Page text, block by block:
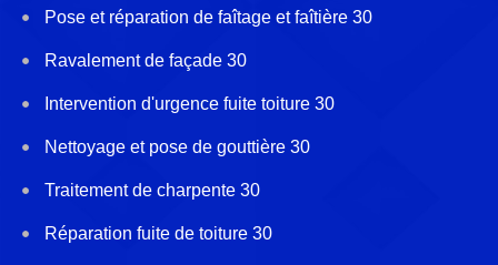
Pose et réparation de faîtage et faîtière 30
Ravalement de façade 30
Intervention d'urgence fuite toiture 30
Nettoyage et pose de gouttière 30
Traitement de charpente 30
Réparation fuite de toiture 30